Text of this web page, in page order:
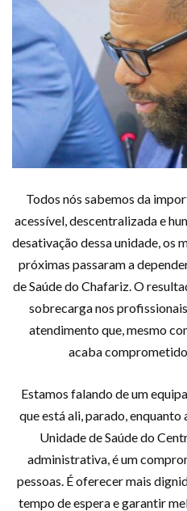
Todos nós sabemos da
acessível, descentralizada e
desativação dessa unidade, os
próximas passaram a
de Saúde do Chafariz. O
sobrecarga nos
atendimento que, mesmo
acaba
Estamos falando de um
que está ali, parado,
Unidade de Saúde do
administrativa, é um
pessoas. É oferecer mais
tempo de espera e garantir